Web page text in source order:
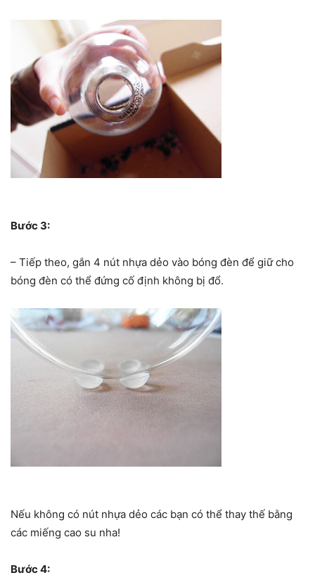
Bước 3:
– Tiếp theo, gắn 4 nút nhựa dẻo vào bóng đèn để giữ cho
bóng đèn có thể đứng cố định không bị đổ.
Nếu không có nút nhựa dẻo các bạn có thể thay thế bằng
các miếng cao su nha!
Bước 4: